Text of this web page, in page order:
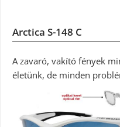
Arctica S-148 C
A zavaró, vakító fények
életünk, de minden